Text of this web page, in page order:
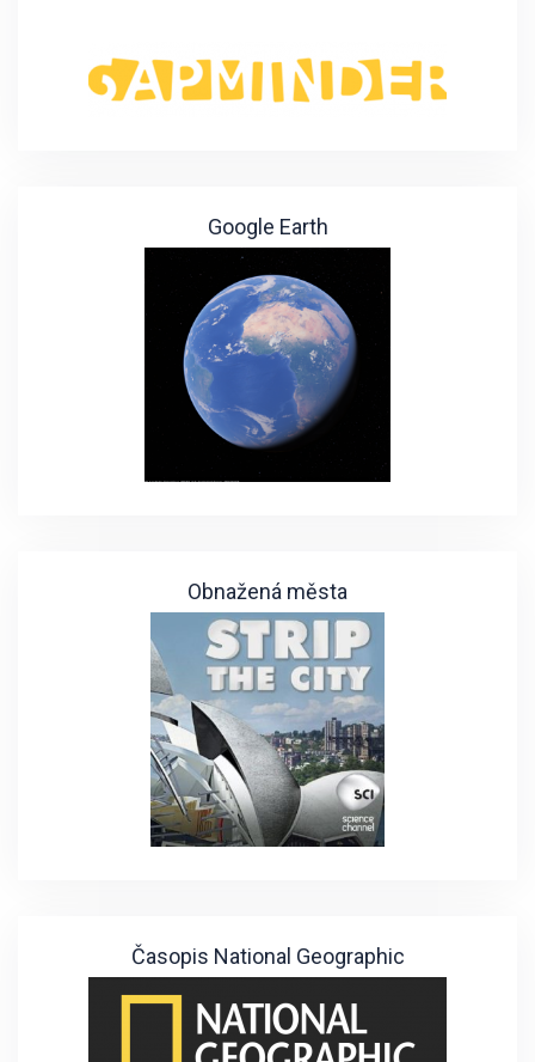
Google Earth
Obnažená města
Časopis National Geographic